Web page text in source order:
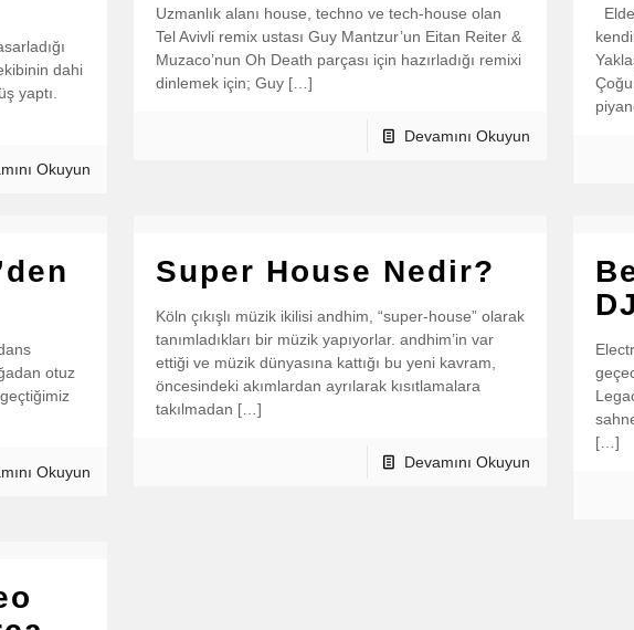
dahi
yaptı.
Okuyun
Uzmanlık alanı house, techno ve tech-house olan
Tel Avivli remix ustası Guy Mantzur’un Eitan Reiter &
Muzaco’nun Oh Death parçası için hazırladığı remixi
dinlemek için; Guy […]
Devamını Okuyun
otuz
Okuyun
Super House Nedir?
Köln çıkışlı müzik ikilisi andhim, “super-house” olarak
tanımladıkları bir müzik yapıyorlar. andhim’in var
ettiği ve müzik dünyasına kattığı bu yeni kavram,
öncesindeki akımlardan ayrılarak kısıtlamalara
takılmadan […]
Devamını Okuyun
[…]